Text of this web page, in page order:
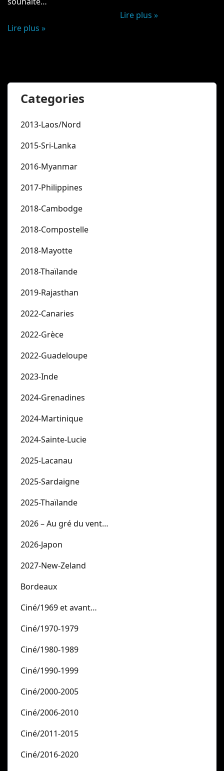
Lire plus »
Lire plus »
Categories
2013-Laos/Nord
2015-Sri-Lanka
2016-Myanmar
2017-Philippines
2018-Cambodge
2018-Compostelle
2018-Mayotte
2018-Thaïlande
2019-Rajasthan
2022-Canaries
2022-Grèce
2022-Guadeloupe
2023-Inde
2024-Grenadines
2024-Martinique
2024-Sainte-Lucie
2025-Lacanau
2025-Sardaigne
2025-Thaïlande
2026 – Au gré du vent…
2026-Japon
2027-New-Zeland
Bordeaux
Ciné/1969 et avant…
Ciné/1970-1979
Ciné/1980-1989
Ciné/1990-1999
Ciné/2000-2005
Ciné/2006-2010
Ciné/2011-2015
Ciné/2016-2020